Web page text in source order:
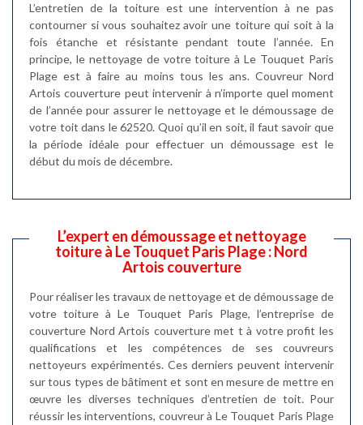
L’entretien de la toiture est une intervention à ne pas
contourner si vous souhaitez avoir une toiture qui soit à la
fois étanche et résistante pendant toute l’année. En
principe, le nettoyage de votre toiture à Le Touquet Paris
Plage est à faire au moins tous les ans. Couvreur Nord
Artois couverture peut intervenir à n’importe quel moment
de l’année pour assurer le nettoyage et le démoussage de
votre toit dans le 62520. Quoi qu’il en soit, il faut savoir que
la période idéale pour effectuer un démoussage est le
début du mois de décembre.
L’expert en démoussage et nettoyage
toiture à Le Touquet Paris Plage : Nord
Artois couverture
Pour réaliser les travaux de nettoyage et de démoussage de
votre toiture à Le Touquet Paris Plage, l’entreprise de
couverture Nord Artois couverture met t à votre profit les
qualifications et les compétences de ses couvreurs
nettoyeurs expérimentés. Ces derniers peuvent intervenir
sur tous types de bâtiment et sont en mesure de mettre en
œuvre les diverses techniques d’entretien de toit. Pour
réussir les interventions, couvreur à Le Touquet Paris Plage